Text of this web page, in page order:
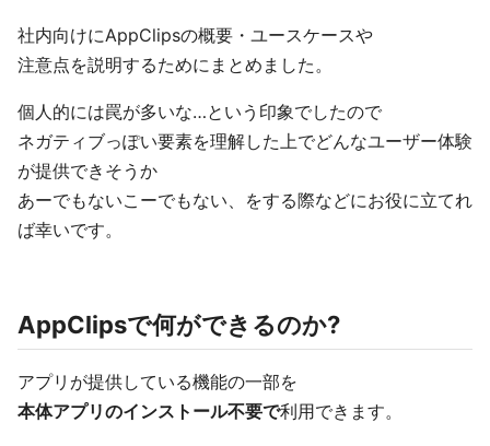
社内向けにAppClipsの概要・ユースケースや
注意点を説明するためにまとめました。
個人的には罠が多いな…という印象でしたので
ネガティブっぽい要素を理解した上でどんなユーザー体験
が提供できそうか
あーでもないこーでもない、をする際などにお役に立てれ
ば幸いです。
AppClipsで何ができるのか?
アプリが提供している機能の一部を
本体アプリのインストール不要で利用できます。